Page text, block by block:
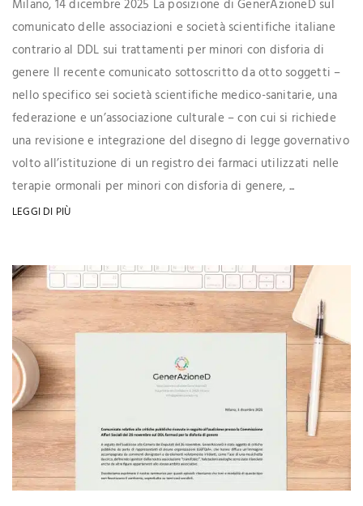
Milano, 14 dicembre 2025 La posizione di GenerAzioneD sul
comunicato delle associazioni e società scientifiche italiane
contrario al DDL sui trattamenti per minori con disforia di
genere Il recente comunicato sottoscritto da otto soggetti –
nello specifico sei società scientifiche medico-sanitarie, una
federazione e un’associazione culturale – con cui si richiede
una revisione e integrazione del disegno di legge governativo
volto all’istituzione di un registro dei farmaci utilizzati nelle
terapie ormonali per minori con disforia di genere, ...
LEGGI DI PIÙ